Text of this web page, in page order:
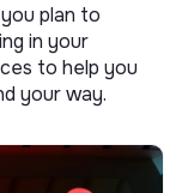
plan to
in your
to help you
your way.